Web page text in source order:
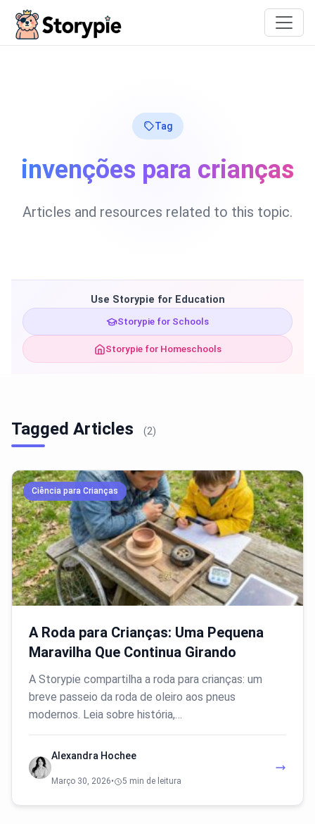
Tag
invenções para crianças
Articles and resources related to this topic.
Use Storypie for Education
Storypie for Schools
Storypie for Homeschools
Tagged Articles (2)
Ciência para Crianças
A Roda para Crianças: Uma Pequena
Maravilha Que Continua Girando
A Storypie compartilha a roda para crianças: um
breve passeio da roda de oleiro aos pneus
modernos. Leia sobre história,…
Alexandra Hochee
Março 30, 2026• 5 min de leitura